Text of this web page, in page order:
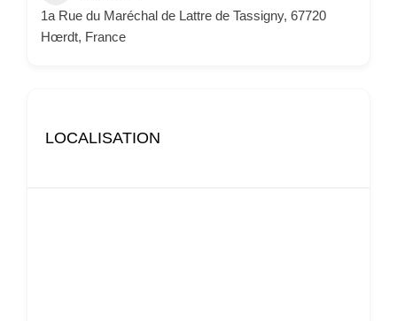
1a Rue du Maréchal de Lattre de Tassigny, 67720
Hœrdt, France
LOCALISATION